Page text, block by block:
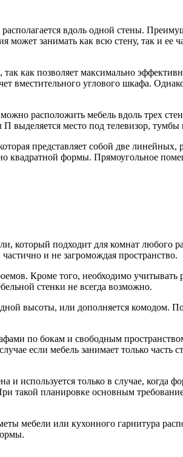
вдоль одной стены.
занимать как всю стену, так и ее
как позволяет максимально
вместительного углового шкафа.
расположить мебель вдоль трех стен,
выделяется место под телевизор,
представляет собой две
квадратной формы. Прямоугольное
подходит для комнат любого
и не загромождая пространство.
Кроме того, необходимо
стенки не всегда возможно.
высоты, или дополняется комодом.
по бокам и свободным
если мебель занимает только часть
и используется только в случае,
такой планировке основным
мебели или кухонного гарнитура